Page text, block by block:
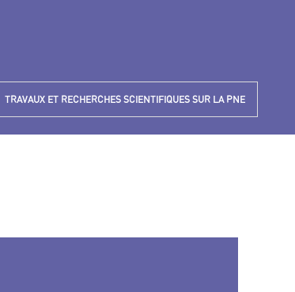
TRAVAUX ET RECHERCHES SCIENTIFIQUES SUR LA PNE